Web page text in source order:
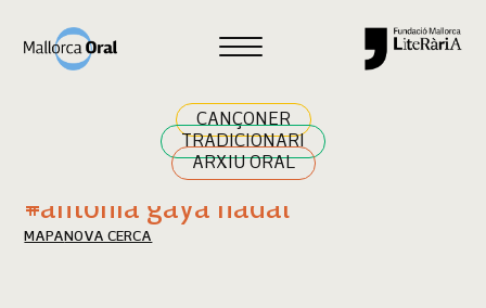
CANÇONER
TRADICIONARI
ARXIU ORAL
Cercar
Resultats cerca
#antònia gayà nadal
MAPA NOVA CERCA